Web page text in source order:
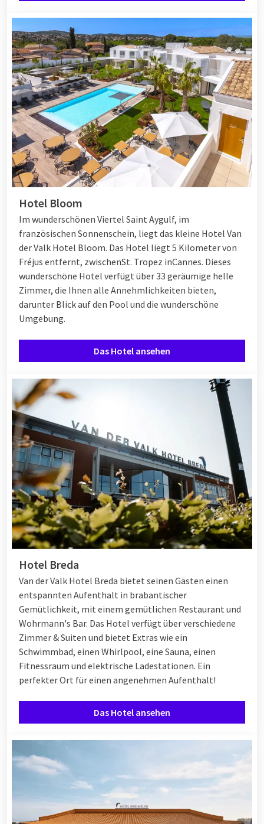
Hotel Bloom
Im wunderschönen Viertel Saint Aygulf, im
französischen Sonnenschein, liegt das kleine Hotel Van
der Valk Hotel Bloom. Das Hotel liegt 5 Kilometer von
Fréjus entfernt, zwischenSt. Tropez inCannes. Dieses
wunderschöne Hotel verfügt über 33 geräumige helle
Zimmer, die Ihnen alle Annehmlichkeiten bieten,
darunter Blick auf den Pool und die wunderschöne
Umgebung.
Das Hotel ansehen
Hotel Breda
Van der Valk Hotel Breda bietet seinen Gästen einen
entspannten Aufenthalt in brabantischer
Gemütlichkeit, mit einem gemütlichen Restaurant und
Wohrmann's Bar. Das Hotel verfügt über verschiedene
Zimmer & Suiten und bietet Extras wie ein
Schwimmbad, einen Whirlpool, eine Sauna, einen
Fitnessraum und elektrische Ladestationen. Ein
perfekter Ort für einen angenehmen Aufenthalt!
Das Hotel ansehen